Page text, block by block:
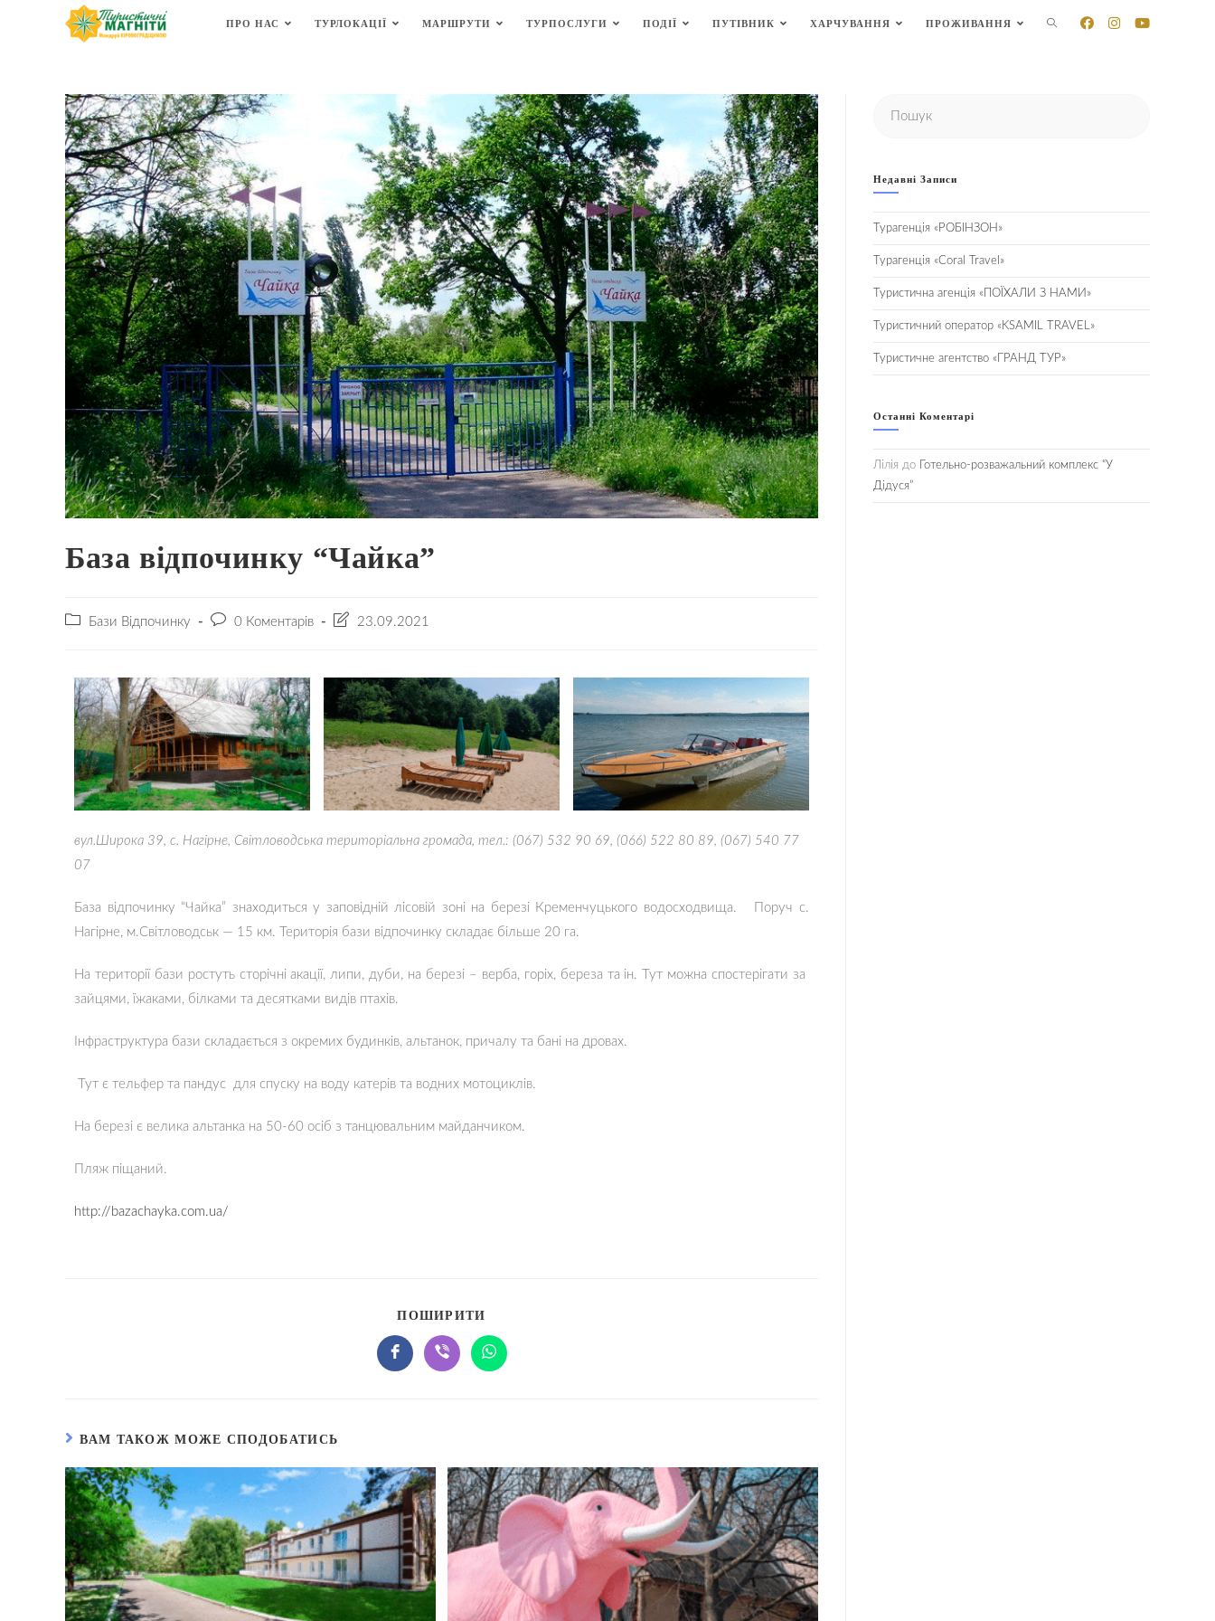
ПРО НАС ТУРЛОКАЦІЇ МАРШРУТИ ТУРПОСЛУГИ ПОДІЇ ПУТІВНИК ХАРЧУВАННЯ ПРОЖИВАННЯ
База відпочинку “Чайка”
Бази Відпочинку 0 Коментарів 23.09.2021
вул.Широка 39, с. Нагірне, Світловодська територіальна громада, тел.: (067) 532 90 69, (066) 522 80 89, (067) 540 77
07
База відпочинку “Чайка” знаходиться у заповідній лісовій зоні на березі Кременчуцького водосходвища. Поруч с.
Нагірне, м.Світловодськ — 15 км. Територія бази відпочинку складає більше 20 га.
На території бази ростуть сторічні акації, липи, дуби, на березі – верба, горіх, береза та ін. Тут можна спостерігати за
зайцями, їжаками, білками та десятками видів птахів.
Інфраструктура бази складається з окремих будинків, альтанок, причалу та бані на дровах.
Тут є тельфер та пандус для спуску на воду катерів та водних мотоциклів.
На березі є велика альтанка на 50-60 осіб з танцювальним майданчиком.
Пляж піщаний.
http://bazachayka.com.ua/
ПОШИРИТИ
ВАМ ТАКОЖ МОЖЕ СПОДОБАТИСЬ
Недавні Записи
Турагенція «РОБІНЗОН»
Турагенція «Coral Travel»
Туристична агенція «ПОЇХАЛИ З НАМИ»
Туристичний оператор «KSAMIL TRAVEL»
Туристичне агентство «ГРАНД ТУР»
Останні Коментарі
Лілія до
Готельно-розважальний комплекс “У
Дідуся”